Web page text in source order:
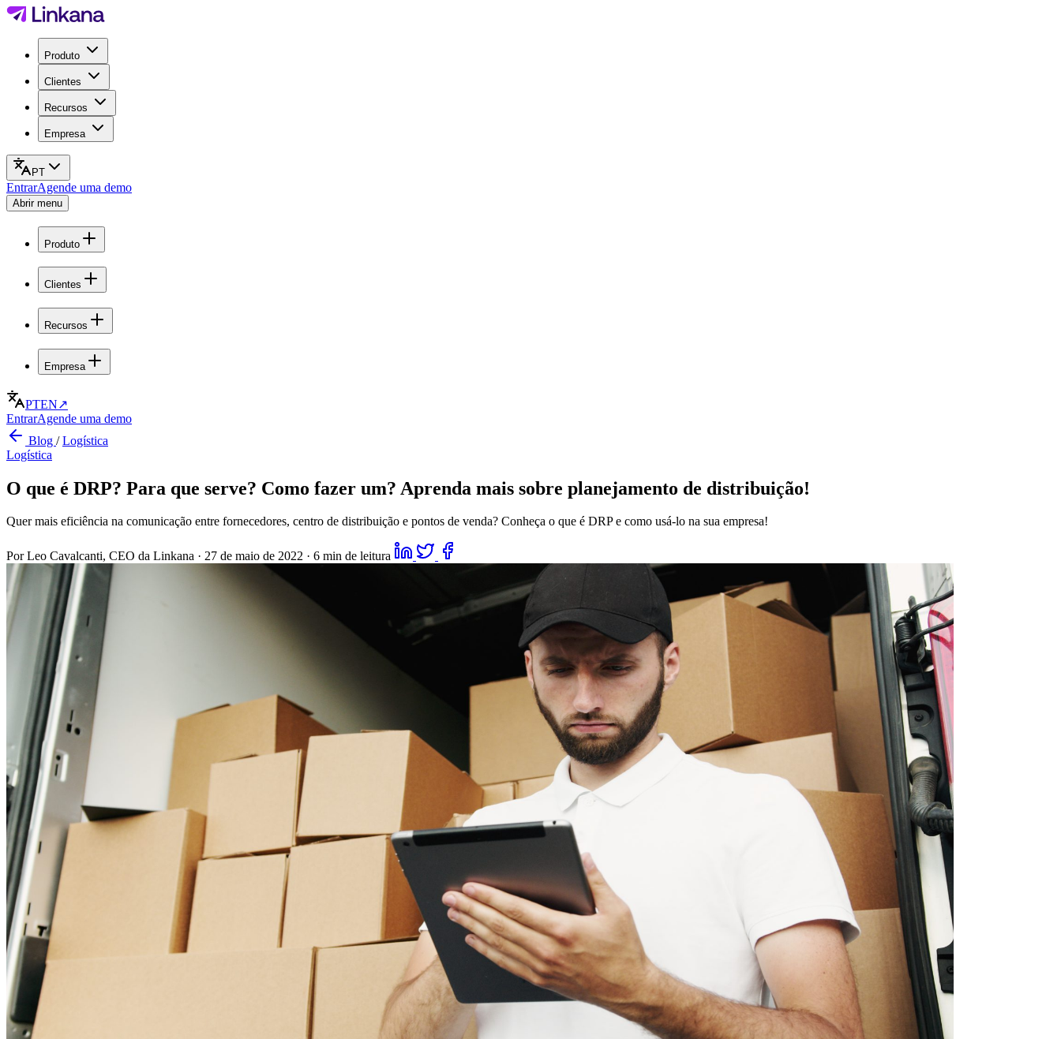
Produto
Clientes
Recursos
Empresa
PT
EntrarAgende uma demo
Abrir menu
Produto
Clientes
Recursos
Empresa
PTEN↗
EntrarAgende uma demo
Blog /Logística
Logística
O que é DRP? Para que serve? Como fazer um? Aprenda mais sobre planejamento de distribuição!
Quer mais eficiência na comunicação entre fornecedores, centro de distribuição e pontos de venda? Conheça o que é DRP e como usá-lo na sua empresa!
Por Leo Cavalcanti, CEO da Linkana · 27 de maio de 2022 · 6 min de leitura